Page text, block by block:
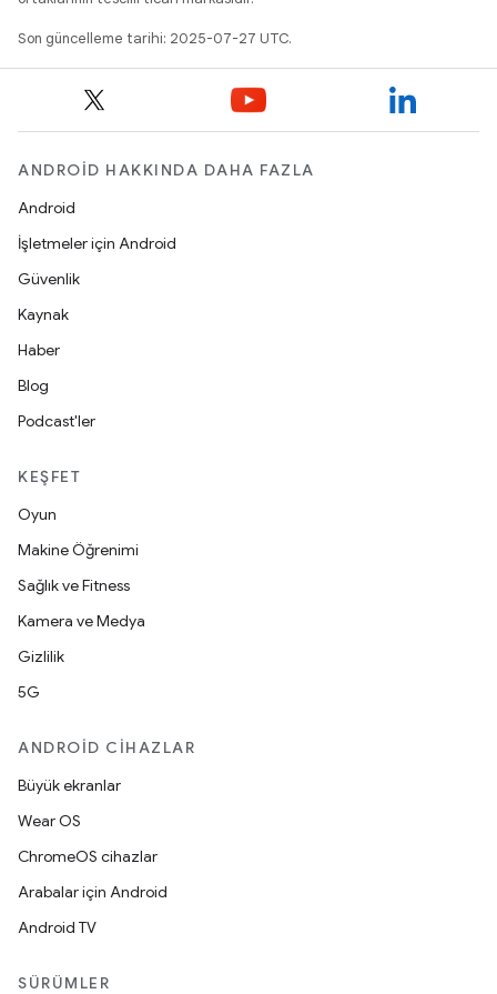
Son güncelleme tarihi: 2025-07-27 UTC.
ANDROID HAKKINDA DAHA FAZLA
Android
İşletmeler için Android
Güvenlik
Kaynak
Haber
Blog
Podcast'ler
KEŞFET
Oyun
Makine Öğrenimi
Sağlık ve Fitness
Kamera ve Medya
Gizlilik
5G
ANDROID CIHAZLAR
Büyük ekranlar
Wear OS
ChromeOS cihazlar
Arabalar için Android
Android TV
SÜRÜMLER